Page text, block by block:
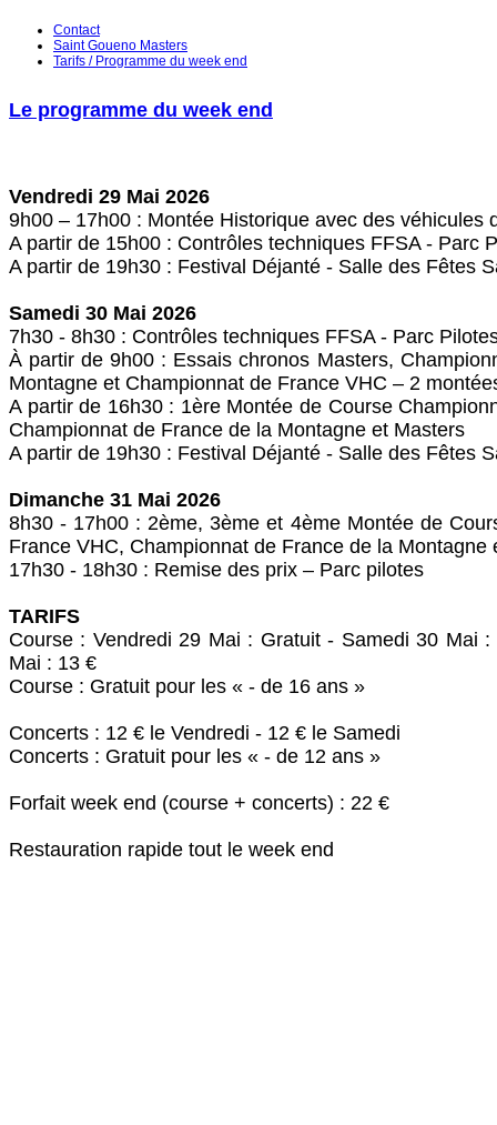
Contact
Saint Goueno Masters
Tarifs / Programme du week end
Le programme du week end
Vendredi 29 Mai 2026
9h00 – 17h00 : Montée Historique avec des véhicules
A partir de 15h00 : Contrôles techniques FFSA ‐ Parc
A partir de 19h30 : Festival Déjanté ‐ Salle des Fêtes
Samedi 30 Mai 2026
7h30 ‐ 8h30 : Contrôles techniques FFSA ‐ Parc
À partir de 9h00 : Essais chronos Masters,
Montagne et Championnat de France VHC – 2
A partir de 16h30 : 1ère Montée de Course
Championnat de France de la Montagne et Masters
A partir de 19h30 : Festival Déjanté ‐ Salle des Fêtes
Dimanche 31 Mai 2026
8h30 ‐ 17h00 : 2ème, 3ème et 4ème Montée de
France VHC, Championnat de France de la Montagne
17h30 ‐ 18h30 : Remise des prix – Parc pilotes
TARIFS
Course : Vendredi 29 Mai : Gratuit - Samedi 30 Mai
Mai : 13 €
Course : Gratuit pour les « - de 16 ans »
Concerts : 12 € le Vendredi - 12 € le Samedi
Concerts : Gratuit pour les « - de 12 ans »
Forfait week end (course + concerts) : 22 €
Restauration rapide tout le week end